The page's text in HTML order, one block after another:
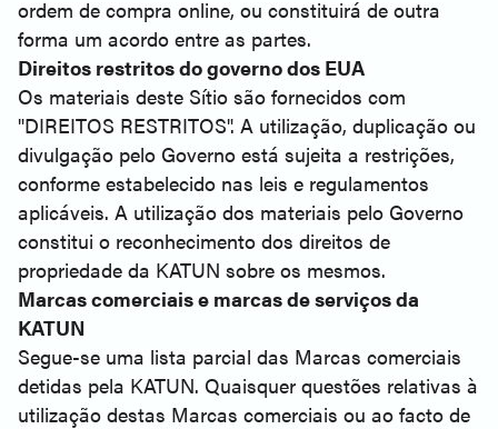
ordem de compra online, ou constituirá de outra
forma um acordo entre as partes.
Direitos restritos do governo dos EUA
Os materiais deste Sítio são fornecidos com
"DIREITOS RESTRITOS". A utilização, duplicação ou
divulgação pelo Governo está sujeita a restrições,
conforme estabelecido nas leis e regulamentos
aplicáveis. A utilização dos materiais pelo Governo
constitui o reconhecimento dos direitos de
propriedade da KATUN sobre os mesmos.
Marcas comerciais e marcas de serviços da
KATUN
Segue-se uma lista parcial das Marcas comerciais
detidas pela KATUN. Quaisquer questões relativas à
utilização destas Marcas comerciais ou ao facto de